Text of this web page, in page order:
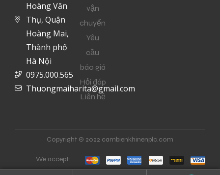
Hoàng Văn
Thụ, Quận
Hoàng Mai,
Thành phố
Hà Nội
0975.000.565
Thuongmaiharita@gmail.com
vận
chuyển
Yêu
cầu
báo giá
Hỏi đáp
Liên hệ
Copyright © 2022 cambienkhinenplc.com
We accept: